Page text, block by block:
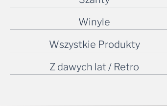
Winyle
Wszystkie Produkty
Z dawych lat / Retro